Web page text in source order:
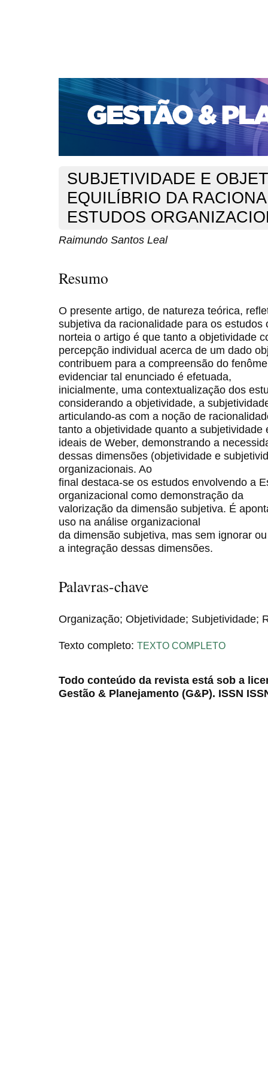
CAPA SOBRE ACESSO CADASTRO
PORTAL DE REVISTAS DA UNIFACS
SUBMISSÕES
PARA SUBMISSÃO DE ARTIGOS
TUTORIAL PARA
Capa Leal
SUBJETIVIDADE E
EQUILÍBRIO DA
ESTUDOS
Raimundo Santos Leal
Resumo
O presente artigo, de natureza teórica,
subjetiva da racionalidade para os estudos
norteia o artigo é que tanto a objetividade
percepção individual acerca de um dado
contribuem para a compreensão do
evidenciar tal enunciado é efetuada,
inicialmente, uma contextualização dos
considerando a objetividade, a
articulando-as com a noção de
tanto a objetividade quanto a
ideais de Weber, demonstrando a
dessas dimensões (objetividade e
organizacionais. Ao
final destaca-se os estudos envolvendo a
organizacional como demonstração da
valorização da dimensão subjetiva. É
uso na análise organizacional
da dimensão subjetiva, mas sem ignorar
a integração dessas dimensões.
Palavras-chave
Organização; Objetividade; Subjetividade;
Texto completo: TEXTO COMPLETO
Todo conteúdo da revista está sob a
Gestão & Planejamento (G&P). ISSN